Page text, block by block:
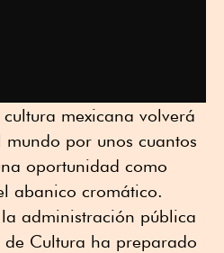
mexicana volverá
por unos cuantos
oportunidad como
abanico cromático.
administración pública
Cultura ha preparado